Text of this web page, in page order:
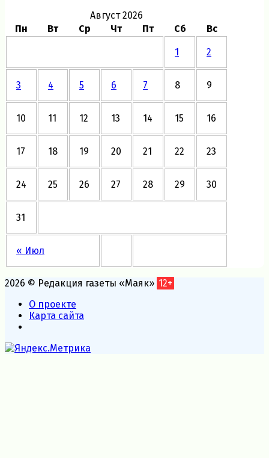
Август 2026
Пн
Вт Ср Чт Пт Сб Вс
« Июл
1 2
3 4 5 6 7 8 9
10 11 12 13 14 15 16
17 18 19 20 21 22 23
24 25 26 27 28 29 30
31
2026 © Редакция газеты «Маяк» 12+
О проекте
Карта сайта